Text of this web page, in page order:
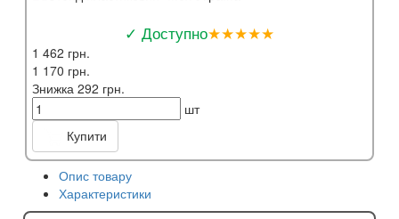
✓ Доступно★★★★★
1 462 грн.
1 170 грн.
Знижка 292 грн.
шт
Купити
Опис товару
Характеристики